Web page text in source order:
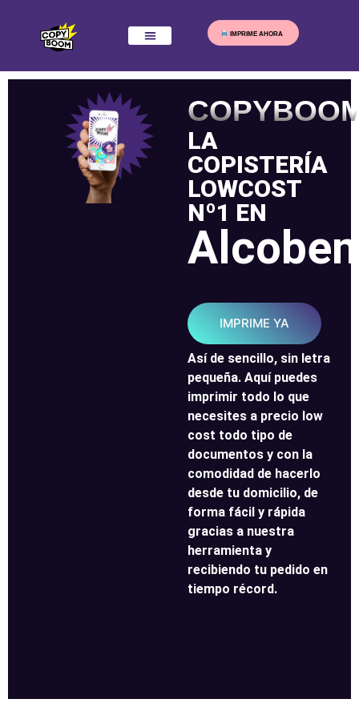
IMPRIME AHORA
LA
COPISTERÍA
LOWCOST
Nº1 EN
IMPRIME YA
Así de sencillo, sin letra
pequeña. Aquí puedes
imprimir todo lo que
necesites a precio low
cost todo tipo de
documentos y con la
comodidad de hacerlo
desde tu domicilio, de
forma fácil y rápida
gracias a nuestra
herramienta y
recibiendo tu pedido en
tiempo récord.